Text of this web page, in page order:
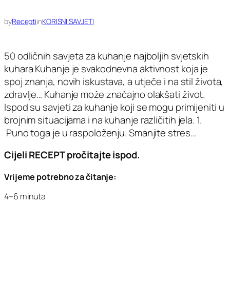
byReceptiinKORISNI SAVJETI
50 odličnih savjeta za kuhanje najboljih svjetskih
kuhara Kuhanje je svakodnevna aktivnost koja je
spoj znanja, novih iskustava, a utječe i na stil života,
zdravlje… Kuhanje može značajno olakšati život.
Ispod su savjeti za kuhanje koji se mogu primijeniti u
brojnim situacijama i na kuhanje različitih jela. 1.
Puno toga je u raspoloženju. Smanjite stres…
Cijeli RECEPT pročitajte ispod.
Vrijeme potrebno za čitanje:
4–6 minuta